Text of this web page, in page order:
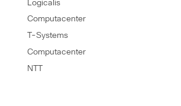
Logicalis
Computacenter
T-Systems
Computacenter
NTT